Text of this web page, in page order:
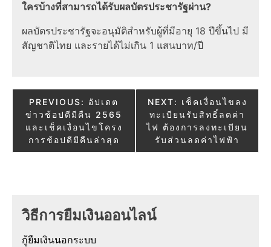
ใครบ้างที่สามารถได้รับผลบัตรประชารัฐผ่าน?
ผลบัตรประชารัฐจะอนุมัติสำหรับผู้ที่มีอายุ 18 ปีขึ้นไป มี
สัญชาติไทย และรายได้ไม่เกิน 1 แสนบาท/ปี
Post
navigation
PREVIOUS: อัปเดต
ข่าวช้อปดีมีคืน 2565
และเช็คเงื่อนไขโครง
การช้อปดีมีคืนล่าสุด
NEXT: เช็คเงื่อนไขลง
ทะเบียนรับสิทธิ์ลดค่า
ไฟ ต้องการลงทะเบียน
รับส่วนลดค่าไฟฟ้า
วิธีการยืมเงินออนไลน์
กู้ยืมเงินนอกระบบ